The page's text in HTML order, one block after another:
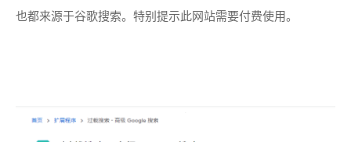
也都来源于谷歌搜索。 特别提示此网站需要付费使用。